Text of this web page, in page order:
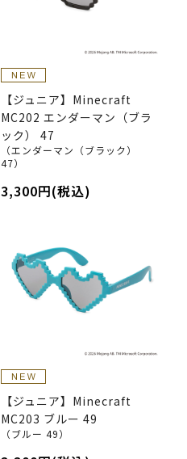
【ジュニア】Minecraft
MC202 エンダーマン（ブラ
ック） 47
（エンダーマン（ブラック）
47）
3,300円(税込)
【ジュニア】Minecraft
MC203 ブルー 49
（ブルー 49）